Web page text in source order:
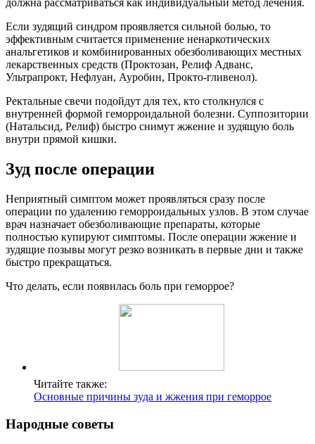
должна рассматриваться как индивидуальный метод лечения.
Если зудящий синдром проявляется сильной болью, то
эффективным считается применение ненаркотических
анальгетиков и комбинированных обезболивающих местных
лекарственных средств (Проктозан, Релиф Адванс,
Ультрапрокт, Нефлуан, Ауробин, Прокто-гливенол).
Ректальные свечи подойдут для тех, кто столкнулся с
внутренней формой геморроидальной болезни. Суппозитории
(Натальсид, Релиф) быстро снимут жжение и зудящую боль
внутри прямой кишки.
Зуд после операции
Неприятный симптом может проявляться сразу после
операции по удалению геморроидальных узлов. В этом случае
врач назначает обезболивающие препараты, которые
полностью купируют симптомы. После операции жжение и
зудящие позывы могут резко возникать в первые дни и также
быстро прекращаться.
Что делать, если появилась боль при геморрое?
Читайте также:
Основные причины зуда и жжения при геморрое
Народные советы